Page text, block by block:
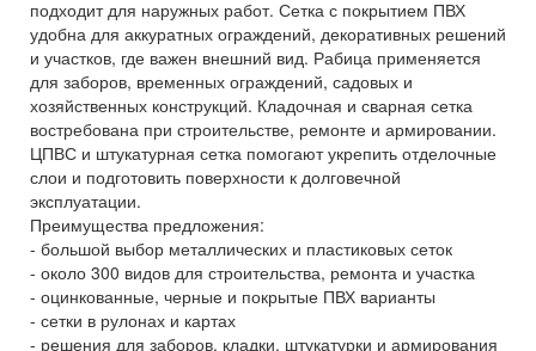
подходит для наружных работ. Сетка с покрытием ПВХ
удобна для аккуратных ограждений, декоративных решений
и участков, где важен внешний вид. Рабица применяется
для заборов, временных ограждений, садовых и
хозяйственных конструкций. Кладочная и сварная сетка
востребована при строительстве, ремонте и армировании.
ЦПВС и штукатурная сетка помогают укрепить отделочные
слои и подготовить поверхности к долговечной
эксплуатации.
Преимущества предложения:
- большой выбор металлических и пластиковых сеток
- около 300 видов для строительства, ремонта и участка
- оцинкованные, черные и покрытые ПВХ варианты
- сетки в рулонах и картах
- решения для заборов, кладки, штукатурки и армирования